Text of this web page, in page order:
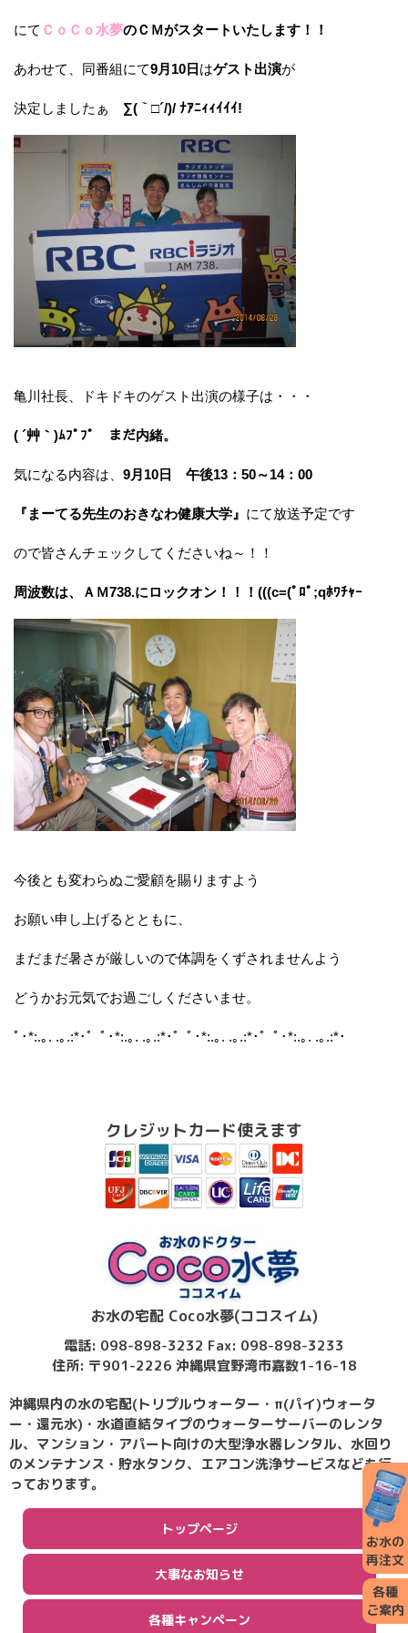
にて ＣｏＣｏ水夢のＣＭがスタートいたします！！
あわせて、同番組にて9月10日 はゲスト出演が
決定しましたぁ ∑(｀□´/)/ ﾅｱﾆｨｨｲｲｲ!
亀川社長、ドキドキのゲスト出演の様子は・・・
( ´艸｀)ﾑﾌﾟﾌﾟ まだ内緒。
気になる内容は、 9月10日 午後13：50～14：00
『まーてる先生のおきなわ健康大学』 にて放送予定です
ので皆さんチェックしてくださいね～！！
周波数は、ＡＭ738.にロックオン！！！(((c=(ﾟﾛﾟ;qﾎﾜﾁｬｰ
今後とも変わらぬご愛顧を賜りますよう
お願い申し上げるとともに、
まだまだ暑さが厳しいので体調をくずされませんよう
どうかお元気でお過ごしくださいませ。
ﾟ･*:.｡. .｡.:*･゜ﾟ･*:.｡. .｡.:*･゜ﾟ･*:.｡. .｡.:*･゜ﾟ･*:.｡. .｡.:*･
クレジットカード使えます
お水の宅配 Coco水夢(ココスイム)
電話: 098-898-3232 Fax: 098-898-3233
住所: 〒901-2226 沖縄県宜野湾市嘉数1-16-18
沖縄県内の水の宅配(トリプルウォーター・π(パイ)ウォータ
ー・還元水)・水道直結タイプのウォーターサーバーのレンタ
ル、マンション・アパート向けの大型浄水器レンタル、水回り
のメンテナンス・貯水タンク、エアコン洗浄サービスなども行
っております。
トップページ
大事なお知らせ
各種キャンペーン
お水の
再注文
各種
ご案内